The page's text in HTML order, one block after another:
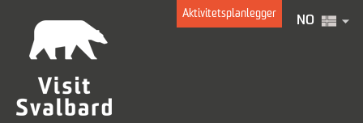
Aktivitetsplanlegger
NO